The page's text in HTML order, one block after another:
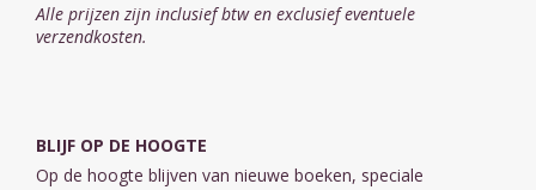
Alle prijzen zijn inclusief btw en exclusief eventuele
verzendkosten.
BLIJF OP DE HOOGTE
Op de hoogte blijven van nieuwe boeken, speciale